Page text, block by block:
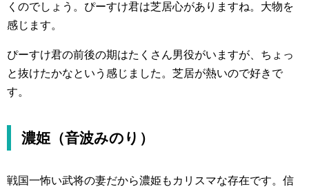
くのでしょう。ぴーすけ君は芝居心がありますね。大物を
感じます。
ぴーすけ君の前後の期はたくさん男役がいますが、ちょっ
と抜けたかなという感じました。芝居が熱いので好きで
す。
濃姫（音波みのり）
戦国一怖い武将の妻だから濃姫もカリスマな存在です。信